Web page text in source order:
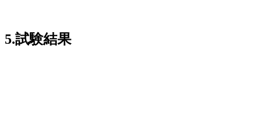
5.試験結果